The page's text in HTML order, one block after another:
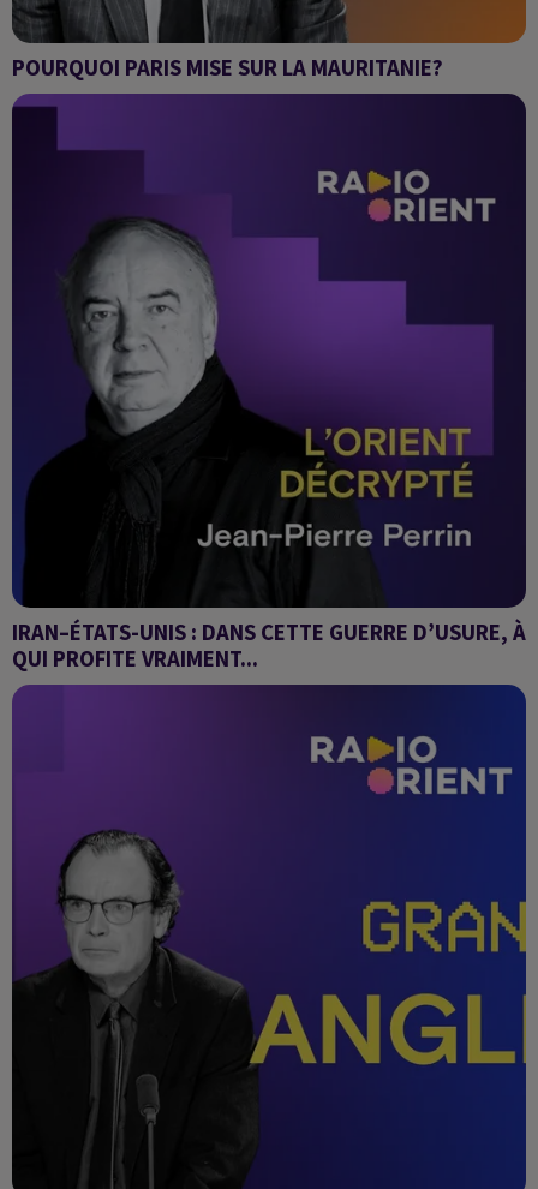
POURQUOI PARIS MISE SUR LA MAURITANIE?
Le Maghreb décrypté avec Hasni ABIDI
IRAN–ÉTATS-UNIS : DANS CETTE GUERRE D’USURE, À
QUI PROFITE VRAIMENT...
L'Orient décrypté avec Jean-Pierre Perrin